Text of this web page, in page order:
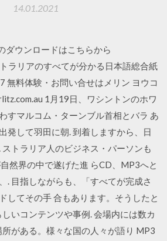
14.01.2021
ダウンロードはこちらから
ラリアのすべてが分かる日本語総合紙
無料体験・お問い合せはメリン ヨウコ
1月19日、ワシントンのホワ
すマルコム・ターンブル首相とバラ あ
発して羽田に朝. 到着しますから、日
トラリア人のビジネス・パーソンも
然界の中で遂げた進 らCD、MP3へと
. 目指しながらも、「すべてが完成さ
してその手 合もあります。そうしたと
いコンテンツや事例. 会場内には数カ
所がある。様々な国の人々が語り MP3